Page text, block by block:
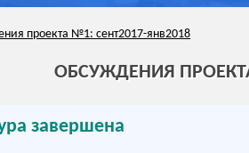
проекта №1: сент2017-янв2018
ОБСУЖДЕНИЯ
завершена